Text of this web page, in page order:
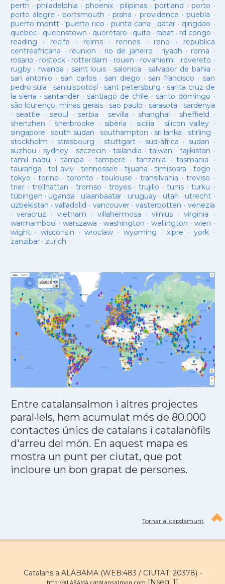
perth ·philadelphia · phoenix·pilipinas ·portland · porto ·
porto alegre ·portsmouth ·praha · providence ·puebla ·
puerto montt· puerto rico ·punta cana · qatar · qingdao ·
quebec· queenstown · querétaro · quito · rabat · rd congo ·
reading · recife · reims· rennes · reno · republica
centreafricana · reunion · rio de janeiro · riyadh · roma ·
rosario · rostock · rotterdam · rouen · rovaniemi · rovereto ·
rugby· rwanda · saint louis · salonica · salvador de bahia ·
san antonio · san carlos· san diego · san francisco · san
pedro sula · sanluispotosí· sant petersburg · santa cruz de
la sierra · santander · santiago de chile · santo domingo ·
são lourenço, minas gerais · sao paulo · sarasota · sardenya
· seattle · seoul · serbia · sevilla · shanghai · sheffield ·
shenzhen · sherbrooke · sibèria · sicilia · silicon valley ·
singapore · south sudan · southampton · sri lanka · stirling ·
stockholm · strasbourg · stuttgart· sud-âfrica · sudan ·
suzhou · sydney · szczecin ·tailandia ·taiwan · tajikistan ·
tamil nadu ·tampa · tampere · tanzania ·tasmania ·
tauranga ·tel aviv· tennessee ·tijuana ·timisoara ·togo ·
tokyo ·torino ·toronto ·toulouse ·transilvania ·treviso ·
trier· trollhattan · tromso · troyes·trujillo ·tunis ·turku ·
tübingen · uganda · ulaanbaatar · uruguay · utah · utrecht ·
uzbekistan · valladolid · vancouver· vasterbotten · venezia
· veracruz · vietnam · villahermosa ·vilnius ·virginia ·
warrnambool ·warszawa ·washington · wellington · wien ·
wight· wisconsin ·wroclaw · wyoming ·xipre · york·
zanzibar· zurich ·
Entre catalansalmon i altres projectes
paral·lels, hem acumulat més de 80.000
contactes únics de catalans i catalanòfils
d'arreu del món. En aquest mapa es
mostra un punt per ciutat, que pot
incloure un bon grapat de persones.
Tornar al capdamunt
Catalans a ALABAMA (WEB:483 / CIUTAT: 20378) -
http://ALABAMA.catalansalmon.com [Nseg: 1]